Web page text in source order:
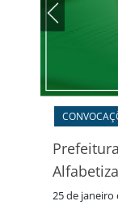
25 de janeiro